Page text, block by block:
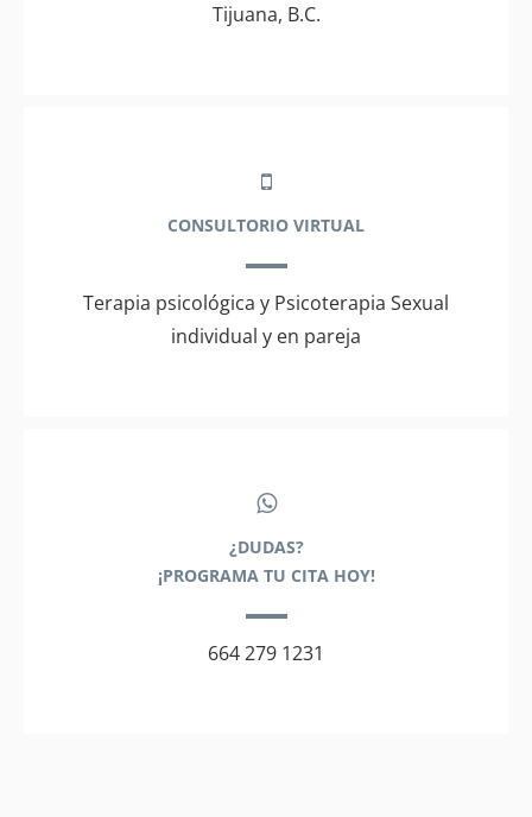
Tijuana, B.C.
CONSULTORIO VIRTUAL
Terapia psicológica y Psicoterapia Sexual
individual y en pareja
¿DUDAS?
¡PROGRAMA TU CITA HOY!
664 279 1231